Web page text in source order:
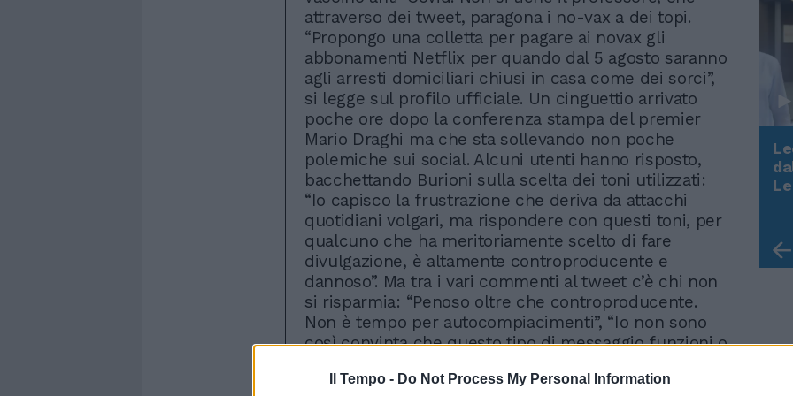
Il Tempo - Do Not Process My Personal Information
attraverso dei tweet, paragona i no-vax a dei topi.
“Propongo una colletta per pagare ai novax gli
abbonamenti Netflix per quando dal 5 agosto saranno
agli arresti domiciliari chiusi in casa come dei sorci”,
si legge sul profilo ufficiale. Un cinguettio arrivato
poche ore dopo la conferenza stampa del premier
Mario Draghi ma che sta sollevando non poche
polemiche sui social. Alcuni utenti hanno risposto,
bacchettando Burioni sulla scelta dei toni utilizzati:
“Io capisco la frustrazione che deriva da attacchi
quotidiani volgari, ma rispondere con questi toni, per
qualcuno che ha meritoriamente scelto di fare
divulgazione, è altamente controproducente e
dannoso”. Ma tra i vari commenti al tweet c’è chi non
si risparmia: “Penoso oltre che controproducente.
Non è tempo per autocompiacimenti”, “Io non sono
così convinta che questo tipo di messaggio funzioni o
Rudy Giuliani a Come States?
Trump, Meloni e la strategia
americana